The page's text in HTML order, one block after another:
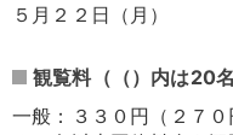
５月２２日（月）
観覧料（（）内は20
一般：３３０円（２７